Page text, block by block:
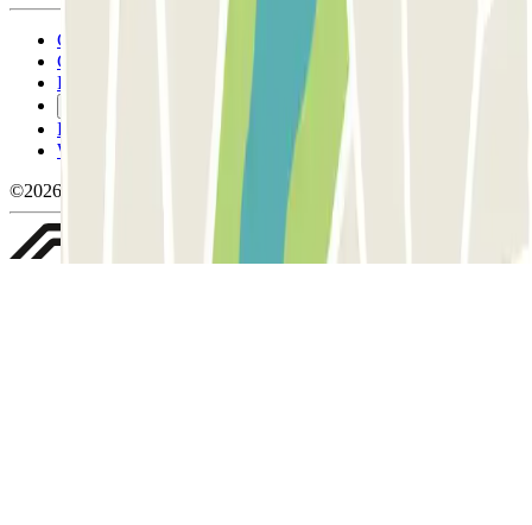
Conditions générales d'utilisation et contrat
Conditions d'annulation
Politique relative aux cookies
Politique de confidentialité
Whistleblowing
©2026 Parclick. Tous droits réservés